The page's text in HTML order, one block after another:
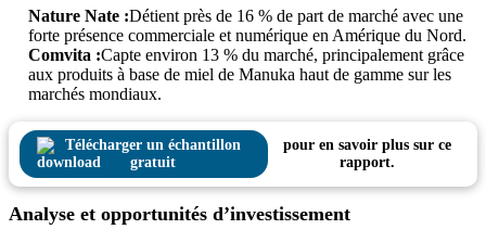
Nature Nate :Détient près de 16 % de part de marché avec une
forte présence commerciale et numérique en Amérique du Nord.
Comvita :Capte environ 13 % du marché, principalement grâce
aux produits à base de miel de Manuka haut de gamme sur les
marchés mondiaux.
Télécharger un échantillon
gratuit
pour en savoir plus sur ce
rapport.
Analyse et opportunités d’investissement